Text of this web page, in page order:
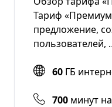
Тариф
предложение,
пользователей,
60 ГБ
700 минут